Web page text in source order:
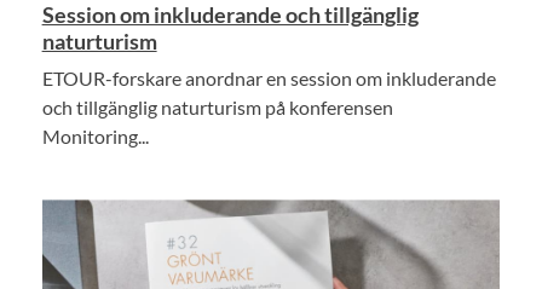
Session om inkluderande och tillgänglig
naturturism
ETOUR-forskare anordnar en session om inkluderande
och tillgänglig naturturism på konferensen
Monitoring...